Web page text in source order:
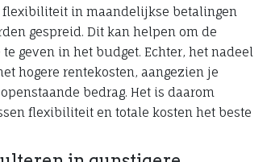
in maandelijkse betalingen
gespreid. Dit kan helpen om de
geven in het budget. Echter, het nadeel
hogere rentekosten, aangezien je
bedrag. Het is daarom
flexibiliteit en totale kosten het beste